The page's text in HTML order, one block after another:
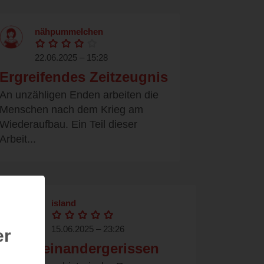
nähpummelchen
22.06.2025 – 15:28
Ergreifendes Zeitzeugnis
An unzähligen Enden arbeiten die
Menschen nach dem Krieg am
Wiederaufbau. Ein Teil dieser
Arbeit...
island
15.06.2025 – 23:26
Auseinandergerissen